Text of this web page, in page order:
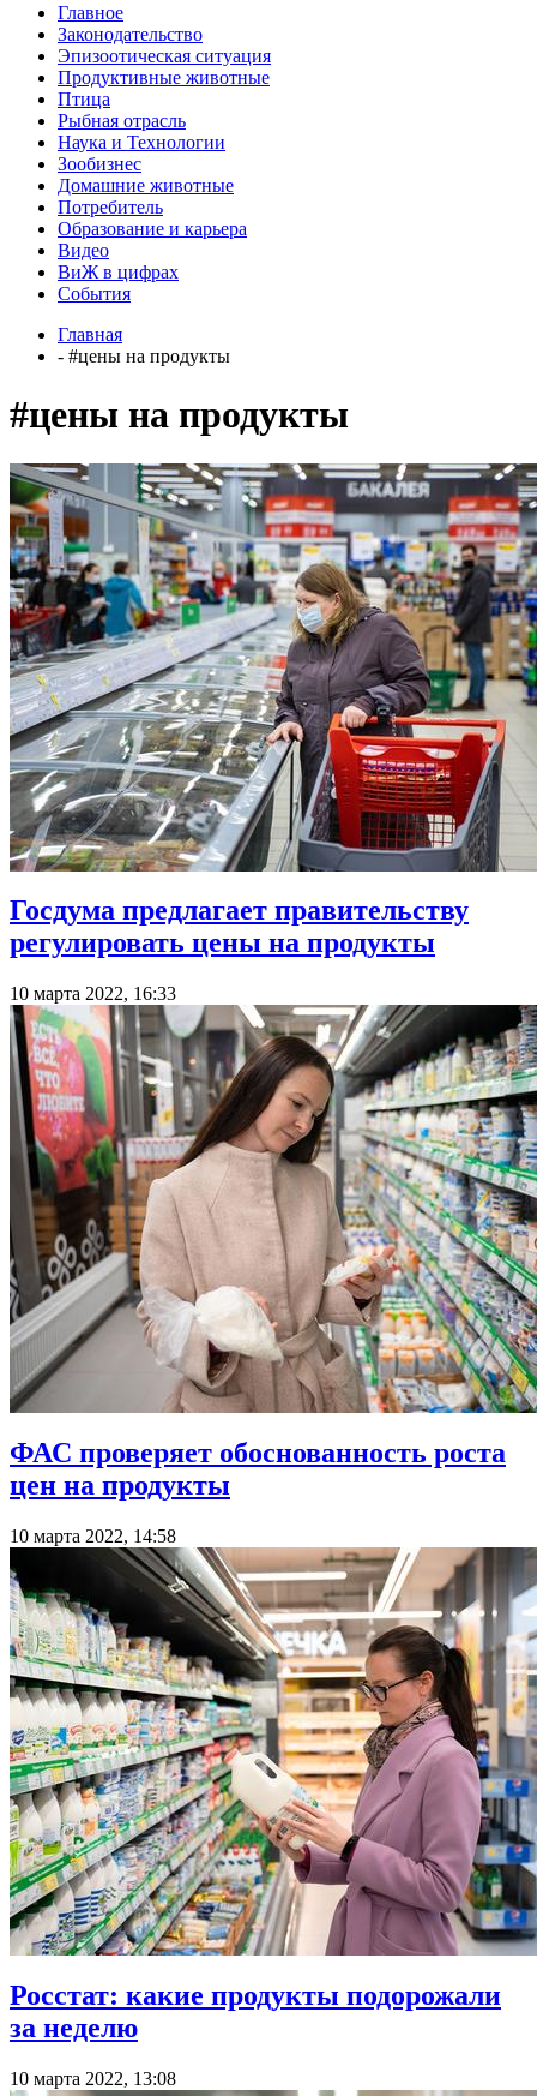
Главное
Законодательство
Эпизоотическая ситуация
Продуктивные животные
Птица
Рыбная отрасль
Наука и Технологии
Зообизнес
Домашние животные
Потребитель
Образование и карьера
Видео
ВиЖ в цифрах
События
Главная
- #цены на продукты
#цены на продукты
Госдума предлагает правительству
регулировать цены на продукты
10 марта 2022, 16:33
ФАС проверяет обоснованность роста
цен на продукты
10 марта 2022, 14:58
Росстат: какие продукты подорожали
за неделю
10 марта 2022, 13:08